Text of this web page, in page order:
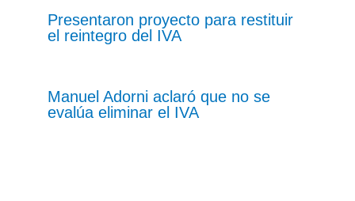
Presentaron proyecto para restituir
el reintegro del IVA
Manuel Adorni aclaró que no se
evalúa eliminar el IVA